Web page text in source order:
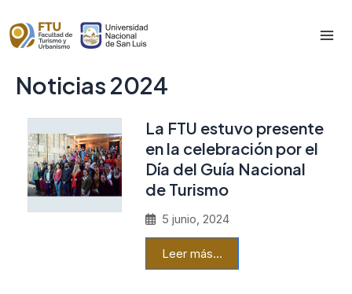
to
content
Noticias 2024
La FTU estuvo presente
en la celebración por el
Día del Guía Nacional
de Turismo
5 junio, 2024
Leer más…